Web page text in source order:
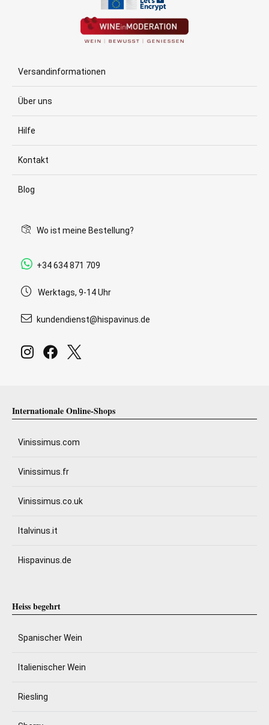
Versandinformationen
Über uns
Hilfe
Kontakt
Blog
Wo ist meine Bestellung?
+34 634 871 709
Werktags, 9-14 Uhr
kundendienst@hispavinus.de
Internationale Online-Shops
Vinissimus.com
Vinissimus.fr
Vinissimus.co.uk
Italvinus.it
Hispavinus.de
Heiss begehrt
Spanischer Wein
Italienischer Wein
Riesling